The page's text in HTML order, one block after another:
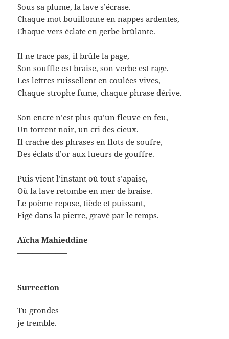
Sous sa plume, la lave s’écrase.
Chaque mot bouillonne en nappes ardentes,
Chaque vers éclate en gerbe brûlante.
Il ne trace pas, il brûle la page,
Son souffle est braise, son verbe est rage.
Les lettres ruissellent en coulées vives,
Chaque strophe fume, chaque phrase dérive.
Son encre n’est plus qu’un fleuve en feu,
Un torrent noir, un cri des cieux.
Il crache des phrases en flots de soufre,
Des éclats d’or aux lueurs de gouffre.
Puis vient l’instant où tout s’apaise,
Où la lave retombe en mer de braise.
Le poème repose, tiède et puissant,
Figé dans la pierre, gravé par le temps.
Aïcha Mahieddine
——————–
Surrection
Tu grondes
je tremble.